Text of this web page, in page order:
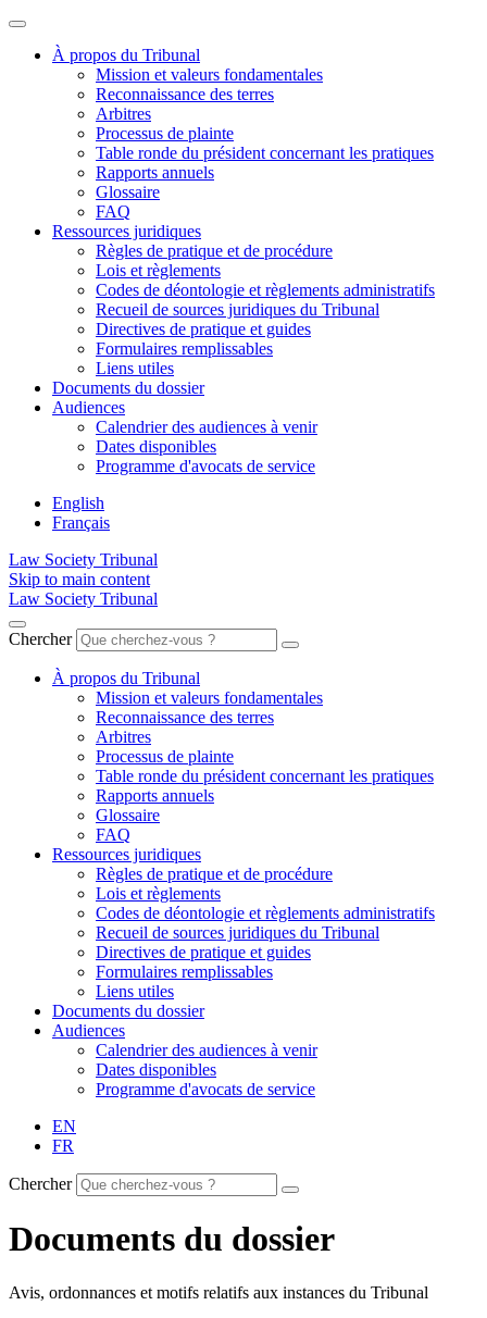
À propos du Tribunal
Mission et valeurs fondamentales
Reconnaissance des terres
Arbitres
Processus de plainte
Table ronde du président concernant les pratiques
Rapports annuels
Glossaire
FAQ
Ressources juridiques
Règles de pratique et de procédure
Lois et règlements
Codes de déontologie et règlements administratifs
Recueil de sources juridiques du Tribunal
Directives de pratique et guides
Formulaires remplissables
Liens utiles
Documents du dossier
Audiences
Calendrier des audiences à venir
Dates disponibles
Programme d'avocats de service
English
Français
Law Society Tribunal
Skip to main content
Law Society Tribunal
Chercher
À propos du Tribunal
Mission et valeurs fondamentales
Reconnaissance des terres
Arbitres
Processus de plainte
Table ronde du président concernant les pratiques
Rapports annuels
Glossaire
FAQ
Ressources juridiques
Règles de pratique et de procédure
Lois et règlements
Codes de déontologie et règlements administratifs
Recueil de sources juridiques du Tribunal
Directives de pratique et guides
Formulaires remplissables
Liens utiles
Documents du dossier
Audiences
Calendrier des audiences à venir
Dates disponibles
Programme d'avocats de service
EN
FR
Chercher
Documents du dossier
Avis, ordonnances et motifs relatifs aux instances du Tribunal